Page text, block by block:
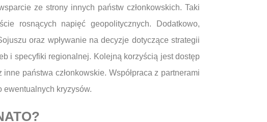
ze strony innych państw członkowskich. Taki
rosnących napięć geopolitycznych. Dodatkowo,
oraz wpływanie na decyzje dotyczące strategii
i specyfiki regionalnej. Kolejną korzyścią jest dostęp
państwa członkowskie. Współpraca z partnerami
ewentualnych kryzysów.